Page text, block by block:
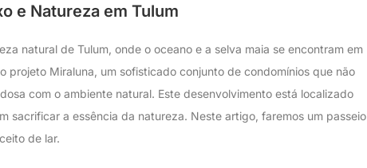
e Natureza em Tulum
natural de Tulum, onde o oceano e a selva maia se encontram em
projeto Miraluna, um sofisticado conjunto de condomínios que não
com o ambiente natural. Este desenvolvimento está localizado
sacrificar a essência da natureza. Neste artigo, faremos um passeio
de lar.